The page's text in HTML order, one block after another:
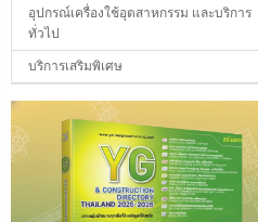
อุปกรณ์เครื่องใช้อุตสาหกรรม และบริการ
ทั่วไป
บริการเสริมพิเศษ